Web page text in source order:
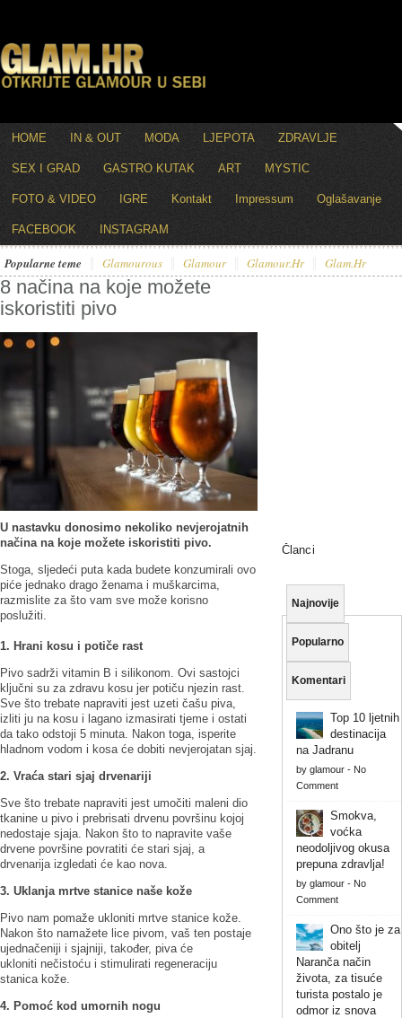
HOME IN & OUT MODA LJEPOTA ZDRAVLJE
SEX I GRAD GASTRO KUTAK ART MYSTIC
FOTO & VIDEO IGRE Kontakt Impressum Oglašavanje
FACEBOOK INSTAGRAM
Popularne teme Glamourous Glamour Glamour.hr Glam.hr
8 načina na koje možete
iskoristiti pivo
U nastavku donosimo nekoliko nevjerojatnih
načina na koje možete iskoristiti pivo.
Stoga, sljedeći puta kada budete konzumirali ovo
piće jednako drago ženama i muškarcima,
razmislite za što vam sve može korisno
poslužiti.
1. Hrani kosu i potiče rast
Pivo sadrži vitamin B i silikonom. Ovi sastojci
ključni su za zdravu kosu jer potiču njezin rast.
Sve što trebate napraviti jest uzeti čašu piva,
izliti ju na kosu i lagano izmasirati tjeme i ostati
da tako odstoji 5 minuta. Nakon toga, isperite
hladnom vodom i kosa će dobiti nevjerojatan sjaj.
2. Vraća stari sjaj drvenariji
Sve što trebate napraviti jest umočiti maleni dio
tkanine u pivo i prebrisati drvenu površinu kojoj
nedostaje sjaja. Nakon što to napravite vaše
drvene površine povratiti će stari sjaj, a
drvenarija izgledati će kao nova.
3. Uklanja mrtve stanice naše kože
Pivo nam pomaže ukloniti mrtve stanice kože.
Nakon što namažete lice pivom, vaš ten postaje
ujednačeniji i sjajniji, također, piva će
ukloniti nečistoću i stimulirati regeneraciju
stanica kože.
4. Pomoć kod umornih nogu
Članci
Najnovije
Popularno
Komentari
Top 10 ljetnih
destinacija
na Jadranu
by glamour- No
Comment
Smokva,
voćka
neodoljivog okusa
prepuna zdravlja!
by glamour- No
Comment
Ono što je za
obitelj
Naranča način
života, za tisuće
turista postalo je
odmor iz snova